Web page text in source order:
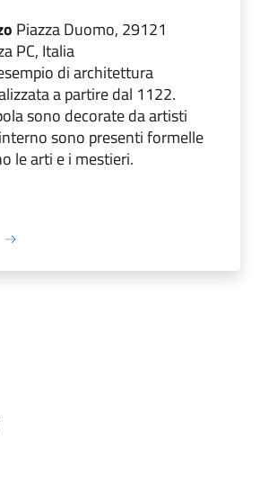
Piazza Duomo, 29121
PC, Italia
di architettura
a partire dal 1122.
sono decorate da artisti
sono presenti formelle
le arti e i mestieri.